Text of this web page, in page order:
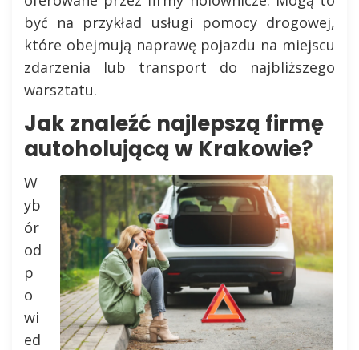
być na przykład usługi pomocy drogowej,
które obejmują naprawę pojazdu na miejscu
zdarzenia lub transport do najbliższego
warsztatu.
Jak znaleźć najlepszą firmę
autoholującą w Krakowie?
W
yb
ór
od
p
o
wi
ed